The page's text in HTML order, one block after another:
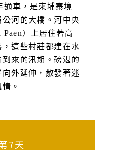
通車，是柬埔寨境
河的大橋。河中央
）上居住著高
這些村莊都建在水
來的汛期。磅湛的
外延伸，散發著迷
。
7天